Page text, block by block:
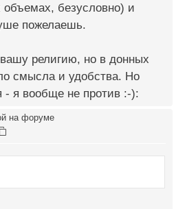
безусловно) и
пожелаешь.
религию, но в донных
смысла и удобства. Но
- я вообще не против :-):
на форуме